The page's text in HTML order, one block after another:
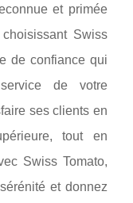
et primée
Swiss
de confiance qui
de votre
ses clients en
tout en
Swiss Tomato,
et donnez